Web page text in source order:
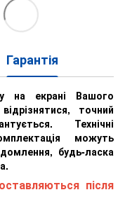
Гарантія
на екрані Вашого
точний
Технічні
можуть
будь-ласка
після